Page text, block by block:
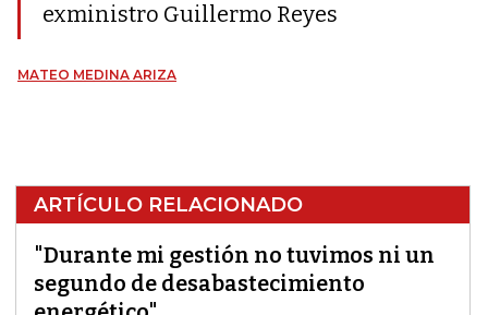
exministro Guillermo Reyes
MATEO MEDINA ARIZA
ARTÍCULO RELACIONADO
"Durante mi gestión no tuvimos ni un
segundo de desabastecimiento